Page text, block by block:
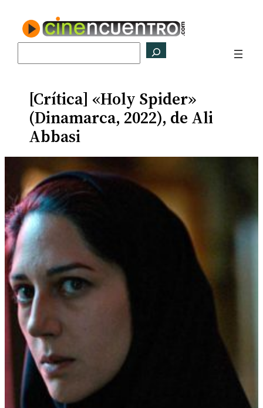
contenido
[Crítica] «Holy Spider»
(Dinamarca, 2022), de Ali
Abbasi